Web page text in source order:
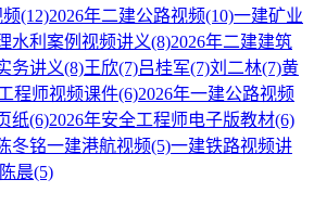
(12)2026年二建公路视频(10)一建矿业
水利案例视频讲义(8)2026年二建建筑
务讲义(8)王欣(7)吕桂军(7)刘二林(7)黄
程师视频课件(6)2026年一建公路视频
纸(6)2026年安全工程师电子版教材(6)
冬铭一建港航视频(5)一建铁路视频讲
陈晨(5)